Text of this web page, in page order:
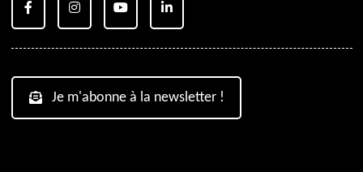
Je m'abonne à la newsletter !